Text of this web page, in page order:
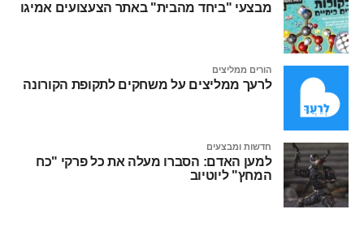
מבצעי "ביחד מהבית" באתר הצעצועים אמיגו
הורים ממליצים
לרעך ממליצים על משחקים לתקופת הקורונה
חדשות ומבצעים
למען האדם: הסברו מעלה את כל פרקי "כח
המחץ" ליוטיוב